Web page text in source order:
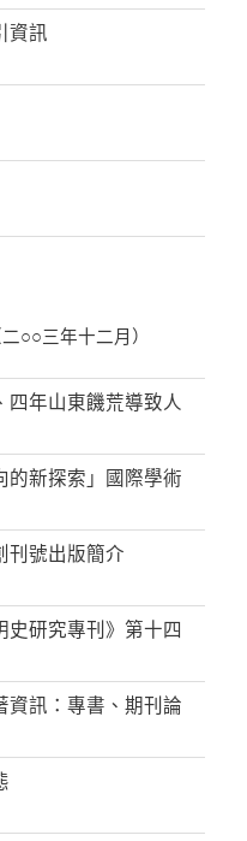
資訊
○○三年十二月）
年山東饑荒導致人
的新探索」國際學術
刊號出版簡介
研究專刊》第十四
資訊：專書、期刊論